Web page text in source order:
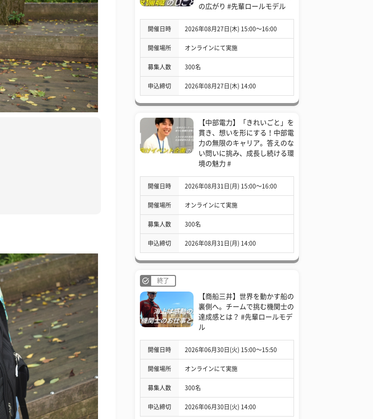
の広がり #先輩ロールモデル
開催日時 2026年08月27日(木) 15:00〜16:00
開催場所 オンラインにて実施
募集人数 300名
申込締切 2026年08月27日(木) 14:00
【中部電力】「きれいごと」を
貫き、想いを形にする！中部電
力の無限のキャリア。答えのな
い問いに挑み、成長し続ける環
境の魅力 #
開催日時 2026年08月31日(月) 15:00〜16:00
開催場所 オンラインにて実施
募集人数 300名
申込締切 2026年08月31日(月) 14:00
終了
【商船三井】世界を動かす船の
裏側へ。チームで挑む機関士の
達成感とは？ #先輩ロールモデ
ル
開催日時 2026年06月30日(火) 15:00〜15:50
開催場所 オンラインにて実施
募集人数 300名
申込締切 2026年06月30日(火) 14:00